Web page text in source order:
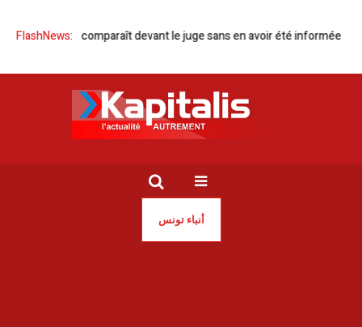
FlashNews:
Dahmani comparaît devant le juge sans en avoir été informée
أنباء تونس